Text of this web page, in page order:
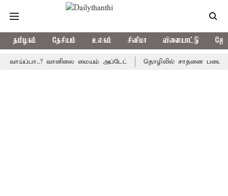
தமிழகம் தேசியம் உலகம் சினிமா விளையாட்டு
வானிலை மையம் அப்டேட் தொழிலில் சாதனை படைக்க